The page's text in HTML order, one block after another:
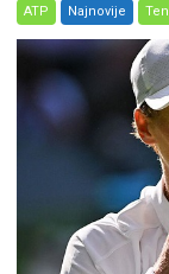
ATP Najnovije